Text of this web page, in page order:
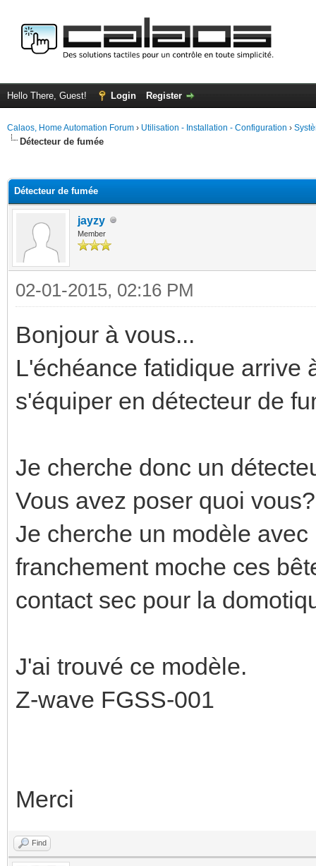
Hello There, Guest! Login Register
Calaos, Home Automation Forum › Utilisation - Installation - Configuration ›
Détecteur de fumée
Détecteur de fumée
jayzy
Member
02-01-2015, 02:16 PM
Bonjour à vous...
L'échéance fatidique arrive
s'équiper en détecteur de
Je cherche donc un
Vous avez poser quoi vous?
Je cherche un modèle
franchement moche ces
contact sec pour la
J'ai trouvé ce modèle.
Z-wave FGSS-001
Merci
Find